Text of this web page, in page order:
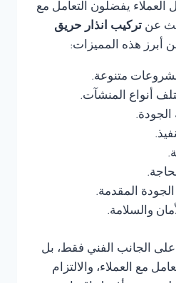
العملاء يفضلون التعامل مع
عن تركيب انذار حريق
أبرز هذه المميزات:
متنوعة.
أنواع المنشآت.
الجودة.
المقدمة.
والسلامة.
الجانب الفني فقط، بل
مع العملاء، والالتزام